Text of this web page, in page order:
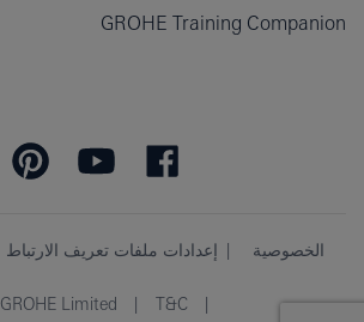
GROHE Training Companion
الخصوصية إعدادات ملفات تعريف الارتباط
T&C
GROHE Limited